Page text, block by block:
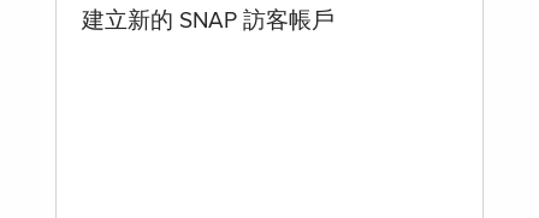
建立新的 SNAP 訪客帳戶